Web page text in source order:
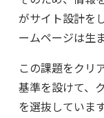
がサイト設計を
ームページは生
この課題をクリ
基準を設けて、
を選抜しています